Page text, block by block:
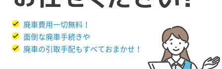
廃車費用一切無料！
面倒な廃車手続きや
廃車の引取手配もすべておまかせ！